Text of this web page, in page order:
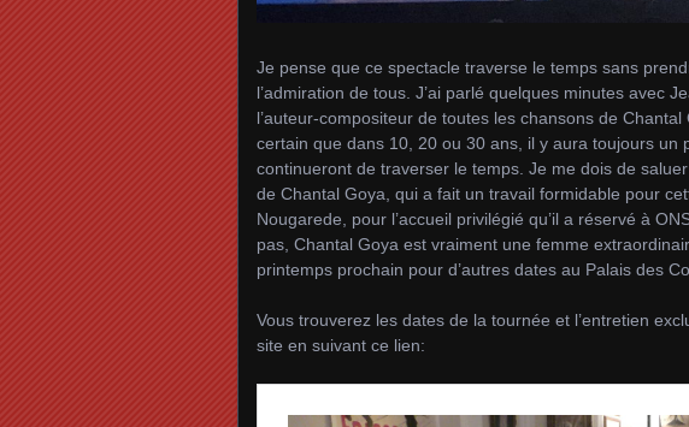
Je pense que ce spectacle traverse le temps sans
l’admiration de tous. J’ai parlé quelques minutes avec
l’auteur-compositeur de toutes les chansons de
certain que dans 10, 20 ou 30 ans, il y aura toujours un
continueront de traverser le temps. Je me dois de
de Chantal Goya, qui a fait un travail formidable pour
Nougarede, pour l’accueil privilégié qu’il a réservé à
pas, Chantal Goya est vraiment une femme
printemps prochain pour d’autres dates au Palais des
Vous trouverez les dates de la tournée et l’entretien
site en suivant ce lien: